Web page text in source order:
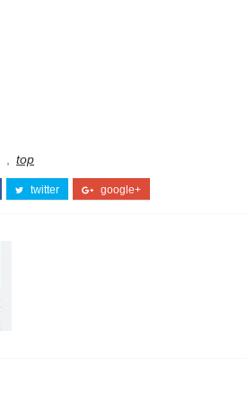
top
twitter google+